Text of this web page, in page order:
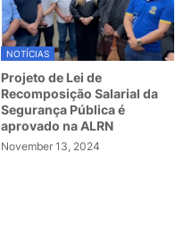
NOTÍCIAS
Projeto de Lei de
Recomposição Salarial da
Segurança Pública é
aprovado na ALRN
November 13, 2024